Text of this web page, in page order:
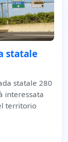
statale
statale 280
interessata
territorio